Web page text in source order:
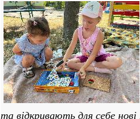
та відкривають для себе нові